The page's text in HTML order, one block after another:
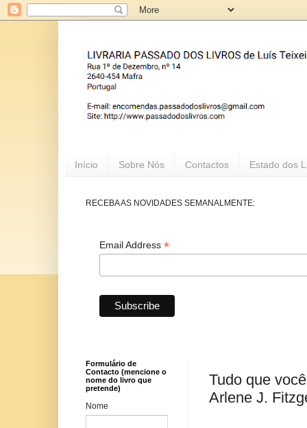
Início Sobre Nós Contactos Estado dos
RECEBA AS NOVIDADES SEMANALMENTE:
Email Address *
Tudo que
Arlene J.
Formulário de
Contacto (mencione o
nome do livro que
pretende)
Nome